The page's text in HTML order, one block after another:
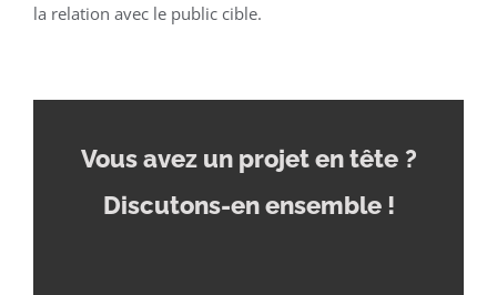
la relation avec le public cible.
Vous avez un projet en tête ?
Discutons-en ensemble !